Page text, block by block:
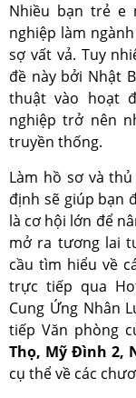
Nhiều bạn trẻ e
nghiệp làm
sợ vất vả. Tuy
đề này bởi Nhật
thuật vào hoạt
nghiệp trở nên
truyền thống.
Làm hồ sơ và
định sẽ giúp bạn
là cơ hội lớn để
mở ra tương lai
cầu tìm hiểu về
trực tiếp qua
Cung Ứng Nhân
tiếp Văn phòng
Thọ, Mỹ Đình 2,
cụ thể về các